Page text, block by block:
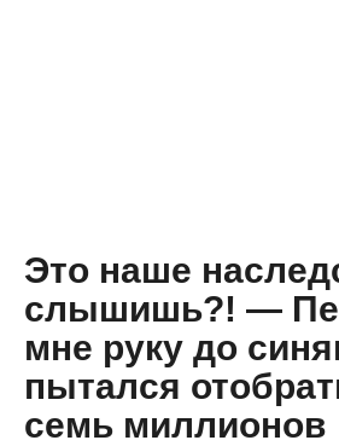
Это наше
слышишь?! —
мне руку до
пытался
семь миллионов